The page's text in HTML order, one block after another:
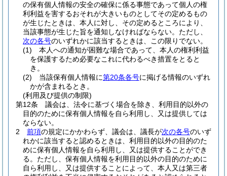
の保有個人情報の安全の確保に係る事態であって個人の権
利利益を害するおそれが大きいものとしてその定めるもの
が生じたときは、本人に対し、その定めるところにより、
当該事態が生じた旨を通知しなければならない。 ただし、
次の各号のいずれかに該当するときは、この限りでない。
(1)
本人への通知が困難な場合であって、本人の権利利益
を保護するため必要なこれに代わるべき措置をとると
き。
(2)
当該保有個人情報に第20条各号に掲げる情報のいずれ
かが含まれるとき。
(利用及び提供の制限)
第12条
議会は、法令に基づく場合を除き、利用目的以外の
目的のために保有個人情報を自ら利用し、又は提供しては
ならない。
2
前項の規定にかかわらず、議会は、議長が次の各号のいず
れかに該当すると認めるときは、利用目的以外の目的のた
めに保有個人情報を自ら利用し、又は提供することができ
る。 ただし、保有個人情報を利用目的以外の目的のために
自ら利用し、又は提供することによって、本人又は第三者